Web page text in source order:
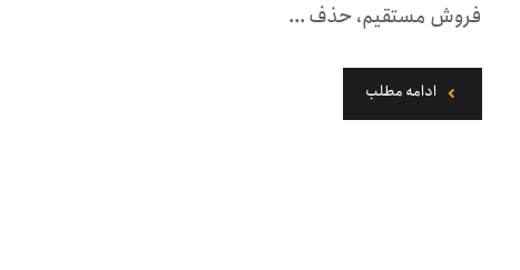
فروش مستقیم، حذف ...
ادامه مطلب